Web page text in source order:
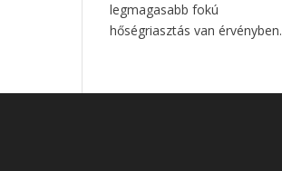
legmagasabb fokú
hőségriasztás van érvényben.